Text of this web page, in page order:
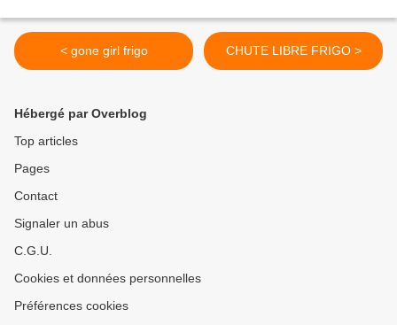
< gone girl frigo CHUTE LIBRE FRIGO >
Hébergé par Overblog
Top articles
Pages
Contact
Signaler un abus
C.G.U.
Cookies et données personnelles
Préférences cookies